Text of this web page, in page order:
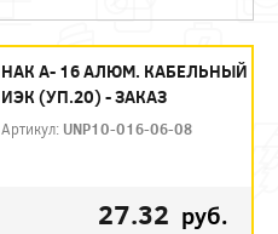
НАК А- 16 АЛЮМ. КАБЕЛЬНЫЙ
ИЭК (УП.20) - ЗАКАЗ
Артикул: UNP10-016-06-08
27.32 руб.